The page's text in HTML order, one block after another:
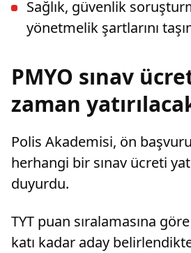
Sağlık, güvenlik
yönetmelik şartlarını
PMYO sınav
zaman
Polis Akademisi, ön
herhangi bir sınav ücreti
duyurdu.
TYT puan sıralamasına
katı kadar aday